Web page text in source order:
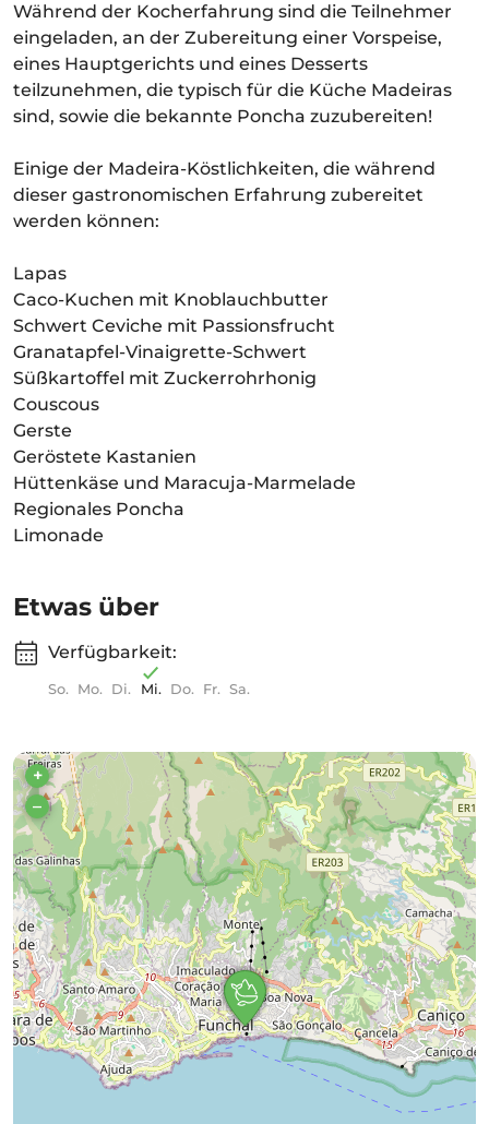
Während der Kocherfahrung sind die Teilnehmer
eingeladen, an der Zubereitung einer Vorspeise,
eines Hauptgerichts und eines Desserts
teilzunehmen, die typisch für die Küche Madeiras
sind, sowie die bekannte Poncha zuzubereiten!
Einige der Madeira-Köstlichkeiten, die während
dieser gastronomischen Erfahrung zubereitet
werden können:
Lapas
Caco-Kuchen mit Knoblauchbutter
Schwert Ceviche mit Passionsfrucht
Granatapfel-Vinaigrette-Schwert
Süßkartoffel mit Zuckerrohrhonig
Couscous
Gerste
Geröstete Kastanien
Hüttenkäse und Maracuja-Marmelade
Regionales Poncha
Limonade
Etwas über
Verfügbarkeit:
So. Mo. Di. Mi. Do. Fr. Sa.
+
–